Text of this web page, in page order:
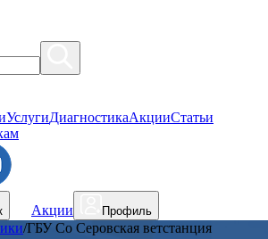
УслугиДиагностикаАкцииСтатьи
Акции Профиль
/ГБУ Со Серовская ветстанция